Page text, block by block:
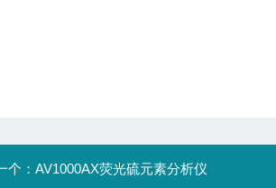
个：AV1000AX荧光硫元素分析仪